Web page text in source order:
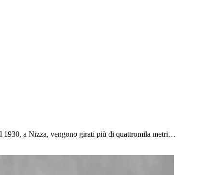
1930, a Nizza, vengono girati più di quattromila metri…